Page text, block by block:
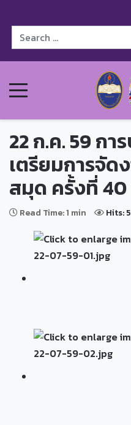
22 ก.ค. 59 กา
เตรียมการจั
สมุด ครั้งที่ 40
Read Time: 1 min Hits: